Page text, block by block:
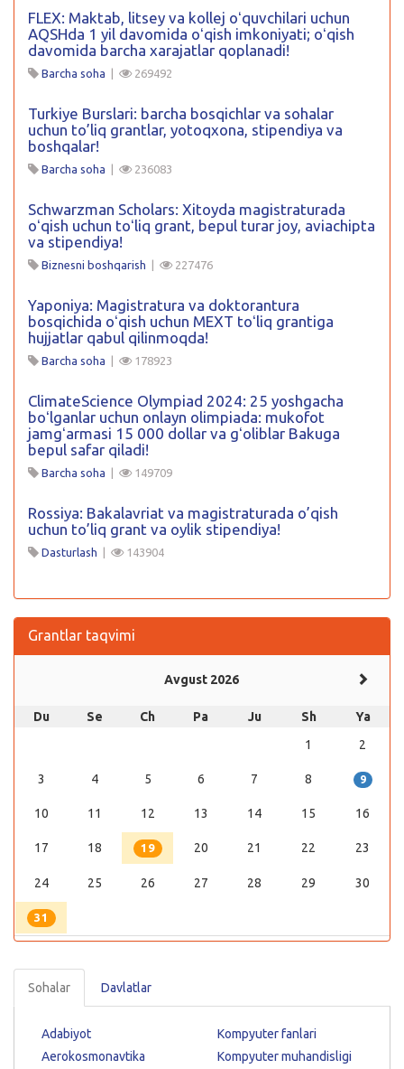
FLEX: Maktab, litsey va kollej oʻquvchilari uchun
AQSHda 1 yil davomida oʻqish imkoniyati; oʻqish
davomida barcha xarajatlar qoplanadi!
Barcha soha | 269492
Turkiye Burslari: barcha bosqichlar va sohalar
uchun to’liq grantlar, yotoqxona, stipendiya va
boshqalar!
Barcha soha | 236083
Schwarzman Scholars: Xitoyda magistraturada
oʻqish uchun toʻliq grant, bepul turar joy, aviachipta
va stipendiya!
Biznesni boshqarish | 227476
Yaponiya: Magistratura va doktorantura
bosqichida oʻqish uchun MEXT toʻliq grantiga
hujjatlar qabul qilinmoqda!
Barcha soha | 178923
ClimateScience Olympiad 2024: 25 yoshgacha
boʻlganlar uchun onlayn olimpiada: mukofot
jamgʻarmasi 15 000 dollar va gʻoliblar Bakuga
bepul safar qiladi!
Barcha soha | 149709
Rossiya: Bakalavriat va magistraturada o’qish
uchun to’liq grant va oylik stipendiya!
Dasturlash | 143904
Grantlar taqvimi
Avgust 2026
Du Se Ch Pa Ju Sh
Ya
1
2
3 4 5 6 7 8 9
10 11 12 13 14 15 16
17 18 19 20 21 22 23
24 25 26 27 28 29 30
31
Sohalar Davlatlar
Adabiyot
Aerokosmonavtika
Kompyuter fanlari
Kompyuter muhandisligi